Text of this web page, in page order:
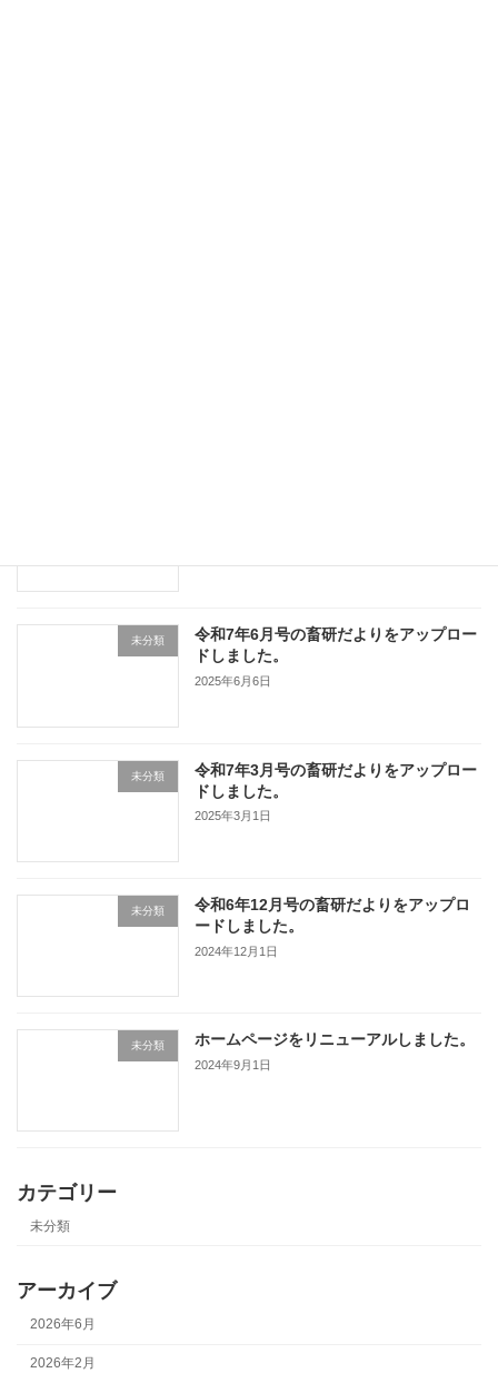
未分類
令和7年6月号の畜研だよりをアップロー
ドしました。
2025年6月6日
未分類
令和7年3月号の畜研だよりをアップロー
ドしました。
2025年3月1日
未分類
令和6年12月号の畜研だよりをアップロ
ードしました。
2024年12月1日
未分類 ホームページをリニューアルしました。
2024年9月1日
カテゴリー
未分類
アーカイブ
2026年6月
2026年2月